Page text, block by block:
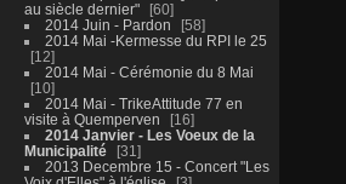
au siècle dernier"
60
2014 Juin - Pardon
58
2014 Mai -Kermesse du RPI le 25
12
2014 Mai - Cérémonie du 8 Mai
10
2014 Mai - TrikeAttitude 77 en
visite à Quemperven
16
2014 Janvier - Les Voeux de la
Municipalité
31
2013 Decembre 15 - Concert "Les